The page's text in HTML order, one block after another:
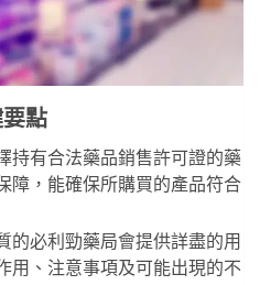
點
持有合法藥品銷售許可證的藥
障，能確保所購買的產品符合
的必利勁藥局會提供詳盡的用
用、注意事項及可能出現的不